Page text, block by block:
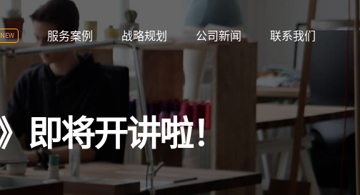
NEW 服务案例 战略规划 公司新闻 联系我们
即将开讲啦！